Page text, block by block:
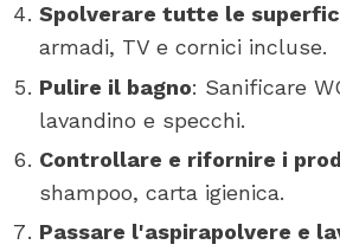
Spolverare tutte le
armadi, TV e cornici incluse.
Pulire il bagno: Sanificare
lavandino e specchi.
Controllare e rifornire i
shampoo, carta igienica.
Passare l'aspirapolvere e